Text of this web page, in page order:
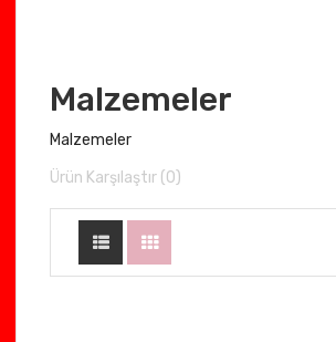
Malzemeler
Malzemeler
Ürün Karşılaştır (0)